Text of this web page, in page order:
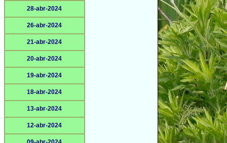
28-abr-2024
26-abr-2024
21-abr-2024
20-abr-2024
19-abr-2024
18-abr-2024
13-abr-2024
12-abr-2024